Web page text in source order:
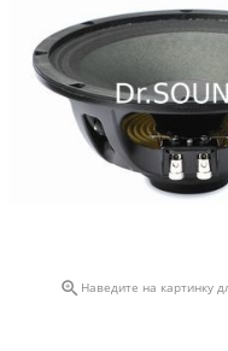
 Наведите на картинку